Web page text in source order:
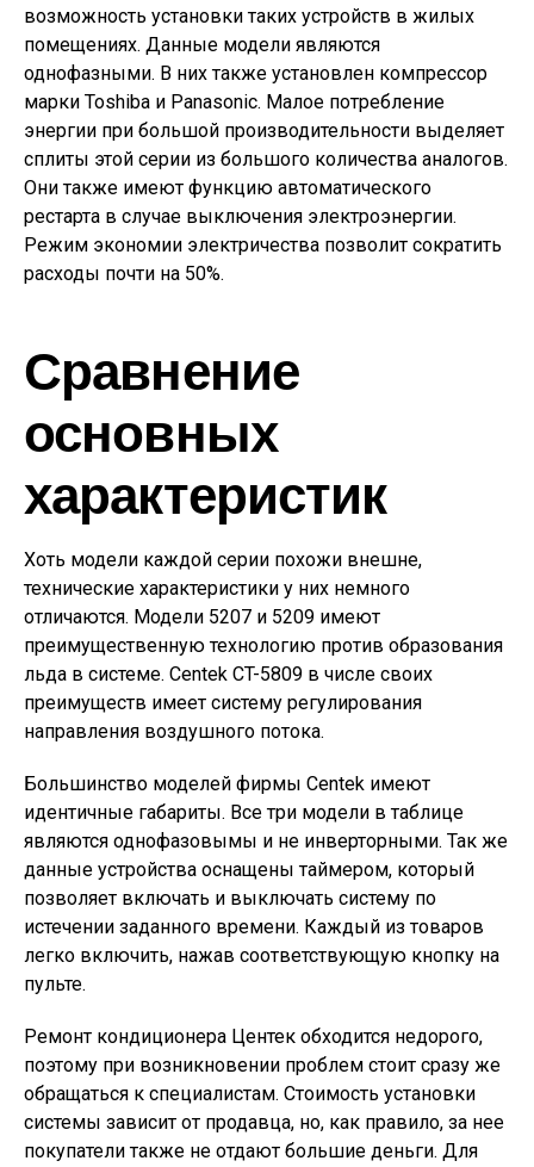
возможность установки таких устройств в жилых
помещениях. Данные модели являются
однофазными. В них также установлен компрессор
марки Toshiba и Panasonic. Малое потребление
энергии при большой производительности выделяет
сплиты этой серии из большого количества аналогов.
Они также имеют функцию автоматического
рестарта в случае выключения электроэнергии.
Режим экономии электричества позволит сократить
расходы почти на 50%.
Сравнение
основных
характеристик
Хоть модели каждой серии похожи внешне,
технические характеристики у них немного
отличаются. Модели 5207 и 5209 имеют
преимущественную технологию против образования
льда в системе. Centek CT-5809 в числе своих
преимуществ имеет систему регулирования
направления воздушного потока.
Большинство моделей фирмы Centek имеют
идентичные габариты. Все три модели в таблице
являются однофазовымы и не инверторными. Так же
данные устройства оснащены таймером, который
позволяет включать и выключать систему по
истечении заданного времени. Каждый из товаров
легко включить, нажав соответствующую кнопку на
пульте.
Ремонт кондиционера Центек обходится недорого,
поэтому при возникновении проблем стоит сразу же
обращаться к специалистам. Стоимость установки
системы зависит от продавца, но, как правило, за нее
покупатели также не отдают большие деньги. Для